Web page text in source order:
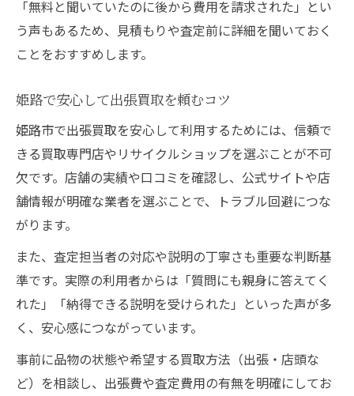
「無料と聞いていたのに後から費用を請求された」とい
う声もあるため、見積もりや査定前に詳細を聞いておく
ことをおすすめします。
姫路で安心して出張買取を頼むコツ
姫路市で出張買取を安心して利用するためには、信頼で
きる買取専門店やリサイクルショップを選ぶことが不可
欠です。店舗の実績や口コミを確認し、公式サイトや店
舗情報が明確な業者を選ぶことで、トラブル回避につな
がります。
また、査定担当者の対応や説明の丁寧さも重要な判断基
準です。実際の利用者からは「質問にも親身に答えてく
れた」「納得できる説明を受けられた」といった声が多
く、安心感につながっています。
事前に品物の状態や希望する買取方法（出張・店頭な
ど）を相談し、出張費や査定費用の有無を明確にしてお